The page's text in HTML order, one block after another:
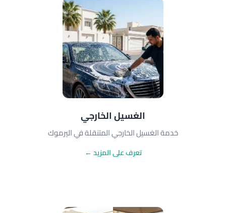
الغسيل الخارجي
خدمة الغسيل الخارجي المتنقلة في اليرموك
تعرف على المزيد ←